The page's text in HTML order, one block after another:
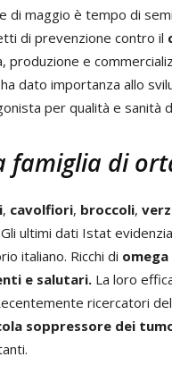
di maggio è tempo di
di prevenzione contro il
produzione e
dato importanza allo
per qualità e sanità
famiglia di
, cavolfiori, broccoli,
ultimi dati Istat
italiano. Ricchi di
e salutari. La loro
ricercatori
soppressore dei